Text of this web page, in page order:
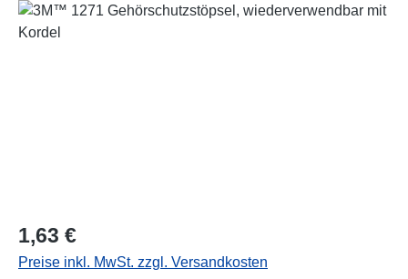
Bildergalerie überspringen
Regulärer Preis:
1,63 €
Preise inkl. MwSt. zzgl. Versandkosten